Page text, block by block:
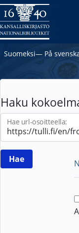
Suomeksi― På
Haku
Hae url-osoitteella: